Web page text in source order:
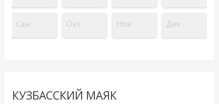
Сен Окт Ноя Дек
КУЗБАССКИЙ МАЯК